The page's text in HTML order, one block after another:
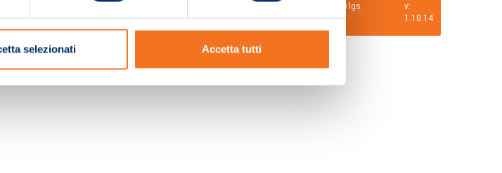
selezionati Accetta tutti
– R.E.A. n.155974 - Cap.Soc. € 2.000.000,00 i.v. La Società adotta il Codice Etico D.lgs.
v:
1.10.14